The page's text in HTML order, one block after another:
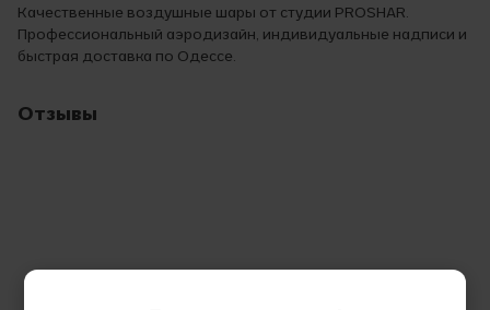
Качественные воздушные шары от студии PROSHAR.
Профессиональный аэродизайн, индивидуальные надписи и
быстрая доставка по Одессе.
Отзывы